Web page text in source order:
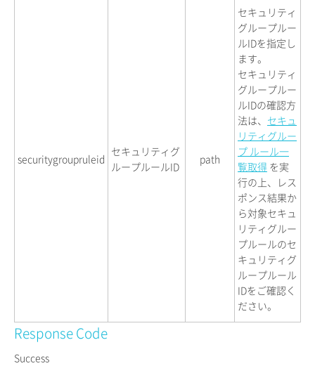
securitygroupruleid
セキュリティグ
ループルールID
path
セキュリティ
グループルー
ルIDを指定し
ます。
セキュリティ
グループルー
ルIDの確認方
法は、 セキュ
リティグルー
プ ルール一
覧取得 を実
行の上、レス
ポンス結果か
ら対象セキュ
リティグルー
プルールのセ
キュリティグ
ループルール
IDをご確認く
ださい。
Response Code
Success